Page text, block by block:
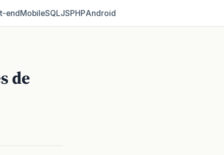
MobileSQLJSPHPAndroid
de